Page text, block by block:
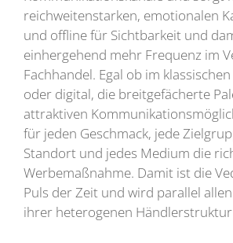
reichweitenstarken, emotionalen
und offline für Sichtbarkeit und
einhergehend mehr Frequenz im
Fachhandel. Egal ob im
oder digital, die breitgefächerte
attraktiven
für jeden Geschmack, jede
Standort und jedes Medium die
Werbemaßnahme. Damit ist die
Puls der Zeit und wird parallel
ihrer heterogenen